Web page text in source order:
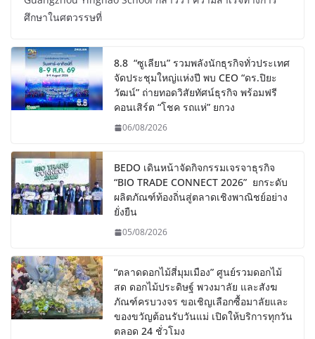
ศึกษาในศตวรรษที่
8.8 “ซูเลียน” รวมพลังนักธุรกิจทั่วประเทศ
จัดประชุมใหญ่แห่งปี พบ CEO “ดร.ปิยะ
วัฒน์” ถ่ายทอดวิสัยทัศน์ธุรกิจ พร้อมฟรี
คอนเสิร์ต “โชค รถแห่” ยกวง
06/08/2026
BEDO เดินหน้าจัดกิจกรรมเจรจาธุรกิจ
“BIO TRADE CONNECT 2026” ยกระดับ
ผลิตภัณฑ์ท้องถิ่นสู่ตลาดเชิงพาณิชย์อย่าง
ยั่งยืน
05/08/2026
“ตลาดดอกไม้สี่มุมเมือง” ศูนย์รวมดอกไม้
สด ดอกไม้ประดิษฐ์ พวงมาลัย และสังฆ
ภัณฑ์ครบวงจร ขอเชิญเลือกซื้อมาลัยและ
ของขวัญต้อนรับวันแม่ เปิดให้บริการทุกวัน
ตลอด 24 ชั่วโมง